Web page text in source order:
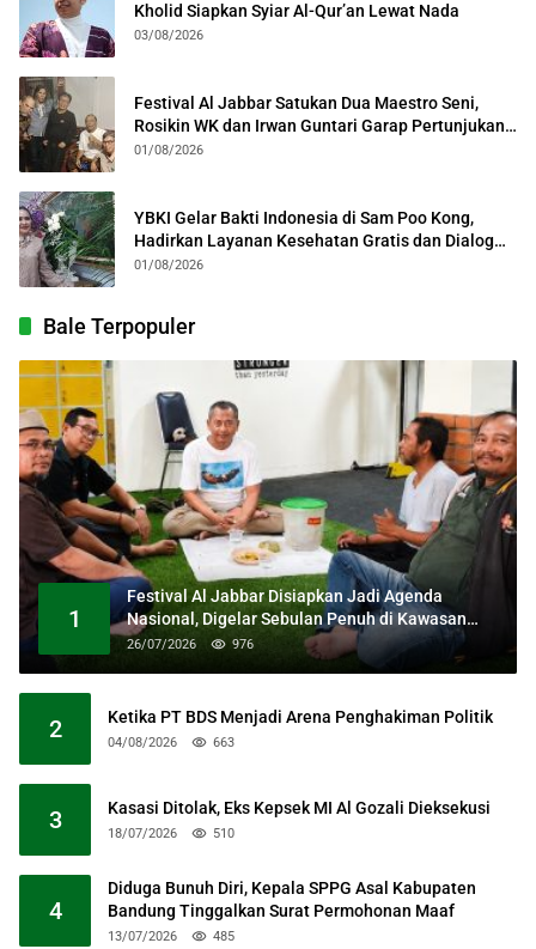
Kholid Siapkan Syiar Al-Qur’an Lewat Nada
03/08/2026
Festival Al Jabbar Satukan Dua Maestro Seni,
Rosikin WK dan Irwan Guntari Garap Pertunjukan
Kolosal
01/08/2026
YBKI Gelar Bakti Indonesia di Sam Poo Kong,
Hadirkan Layanan Kesehatan Gratis dan Dialog
Kebangsaan
01/08/2026
Bale Terpopuler
1
Festival Al Jabbar Disiapkan Jadi Agenda
Nasional, Digelar Sebulan Penuh di Kawasan
Masjid Raya Al Jabbar
26/07/2026 976
2 Ketika PT BDS Menjadi Arena Penghakiman Politik
04/08/2026 663
3 Kasasi Ditolak, Eks Kepsek MI Al Gozali Dieksekusi
18/07/2026 510
4
Diduga Bunuh Diri, Kepala SPPG Asal Kabupaten
Bandung Tinggalkan Surat Permohonan Maaf
13/07/2026 485